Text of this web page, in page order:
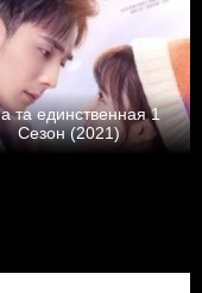
та единственная 1
Сезон (2021)